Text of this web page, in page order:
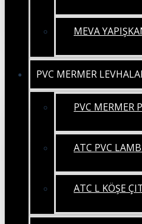
MEVA
PVC MERMER
PVC MERMER
ATC PVC
ATC L KÖŞE